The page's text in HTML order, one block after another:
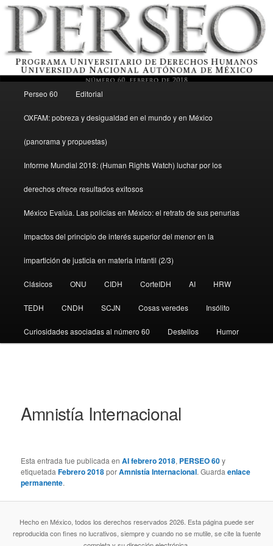
Perseo – PUDH UNAM
Ir al contenido secundario
Perseo 60 Editorial
OXFAM: pobreza y desigualdad en el mundo y en México
(panorama y propuestas)
Informe Mundial 2018: (Human Rights Watch) luchar por los
derechos ofrece resultados exitosos
México Evalúa. Las policías en México: el retrato de sus penurias
Impactos del principio de interés superior del menor en la
impartición de justicia en materia infantil (2/3)
Clásicos ONU CIDH CorteIDH AI HRW
TEDH CNDH SCJN Cosas veredes Insólito
Curiosidades asociadas al número 60 Destellos Humor
Amnistía Internacional
Esta entrada fue publicada enAI febrero 2018, PERSEO 60y
etiquetadaFebrero 2018porAmnistía Internacional. Guardaenlace
permanente.
Hecho en México, todos los derechos reservados 2026. Esta página puede ser
reproducida con fines no lucrativos, siempre y cuando no se mutile, se cite la fuente